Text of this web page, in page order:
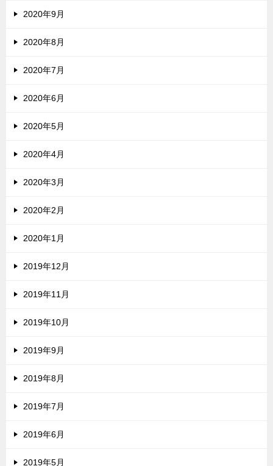
2020年9月
2020年8月
2020年7月
2020年6月
2020年5月
2020年4月
2020年3月
2020年2月
2020年1月
2019年12月
2019年11月
2019年10月
2019年9月
2019年8月
2019年7月
2019年6月
2019年5月